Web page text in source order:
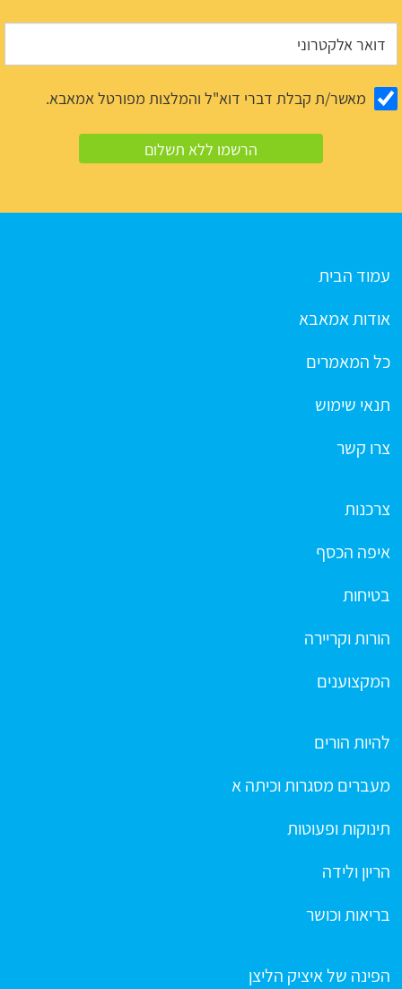
מאשר/ת קבלת דברי דוא"ל והמלצות מפורטל אמאבא.
עמוד הבית
אודות אמאבא
כל המאמרים
תנאי שימוש
צרו קשר
צרכנות
איפה הכסף
בטיחות
הורות וקריירה
המקצוענים
להיות הורים
מעברים מסגרות וכיתה א
תינוקות ופעוטות
הריון ולידה
בריאות וכושר
הפינה של איציק הליצן